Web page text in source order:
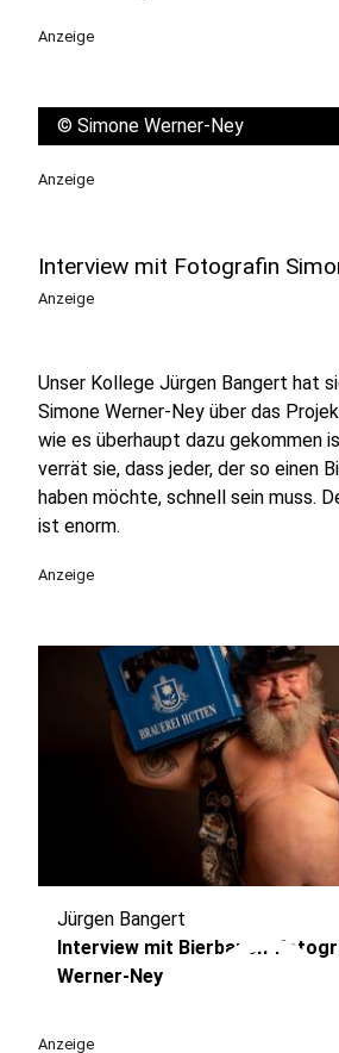
Anzeige
© Simone Werner-Ney
Anzeige
Interview mit Fotografin
Anzeige
Unser Kollege Jürgen Bangert hat
Simone Werner-Ney über das
wie es überhaupt dazu gekommen
verrät sie, dass jeder, der so einen
haben möchte, schnell sein muss.
ist enorm.
Anzeige
Jürgen Bangert
Interview mit Bierbauch-
Werner-Ney
Anzeige